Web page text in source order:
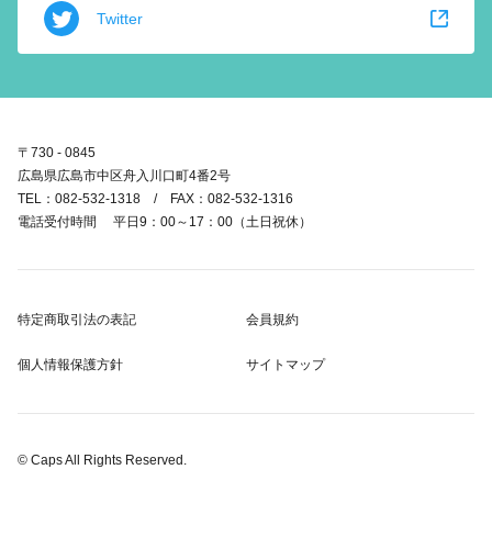
Twitter
〒730 - 0845
広島県広島市中区舟入川口町4番2号
TEL：082-532-1318 / FAX：082-532-1316
電話受付時間 平日9：00～17：00（土日祝休）
特定商取引法の表記 会員規約
個人情報保護方針 サイトマップ
© Caps All Rights Reserved.